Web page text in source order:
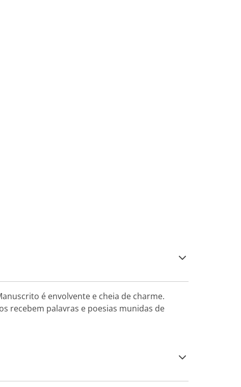
é envolvente e cheia de charme.
recebem palavras e poesias munidas de